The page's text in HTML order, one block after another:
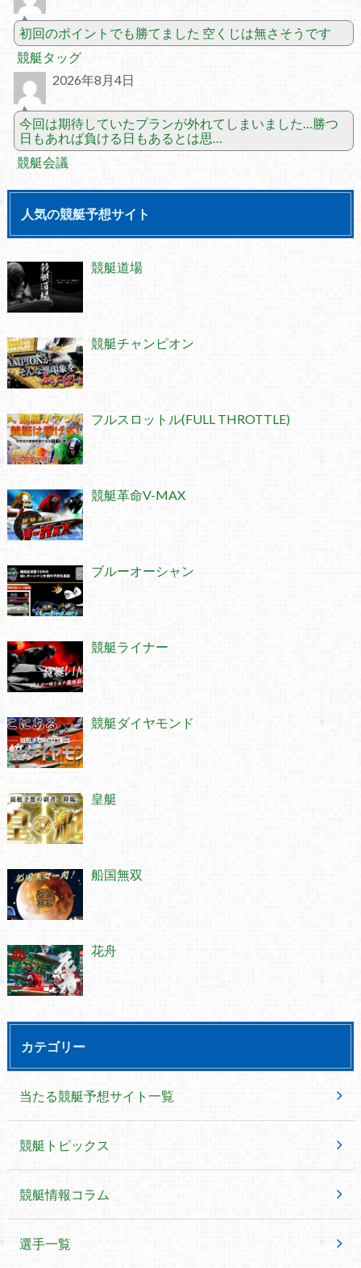
初回のポイントでも勝てました 空くじは無さそうです
競艇タッグ
2026年8月4日
今回は期待していたプランが外れてしまいました…勝つ
日もあれば負ける日もあるとは思…
競艇会議
人気の競艇予想サイト
競艇道場
競艇チャンピオン
フルスロットル(FULL THROTTLE)
競艇革命V-MAX
ブルーオーシャン
競艇ライナー
競艇ダイヤモンド
皇艇
船国無双
花舟
カテゴリー
当たる競艇予想サイト一覧
競艇トピックス
競艇情報コラム
選手一覧